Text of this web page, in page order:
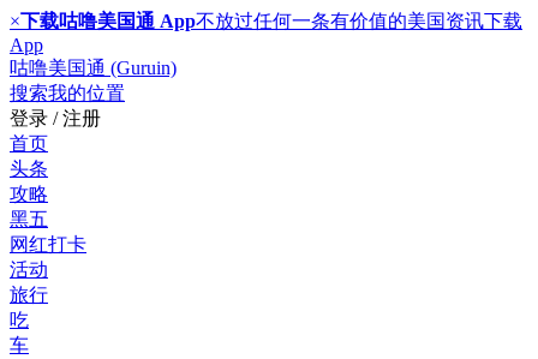
×下载咕噜美国通 App不放过任何一条有价值的美国资讯下载
App
咕噜美国通 (Guruin)
搜索我的位置
登录 / 注册
首页
头条
攻略
黑五
网红打卡
活动
旅行
吃
车